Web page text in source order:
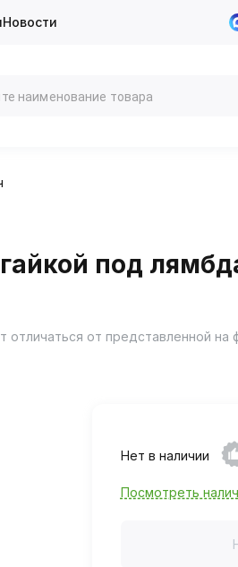
Новости
под
Нет в наличии
Посмотреть